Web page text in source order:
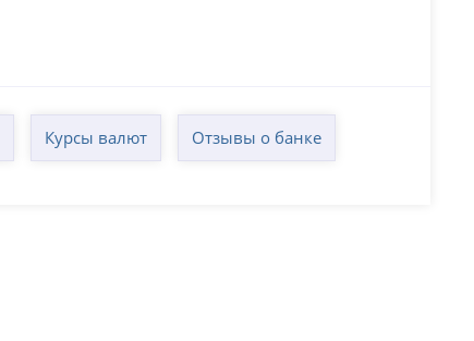
Курсы валют Отзывы о банке